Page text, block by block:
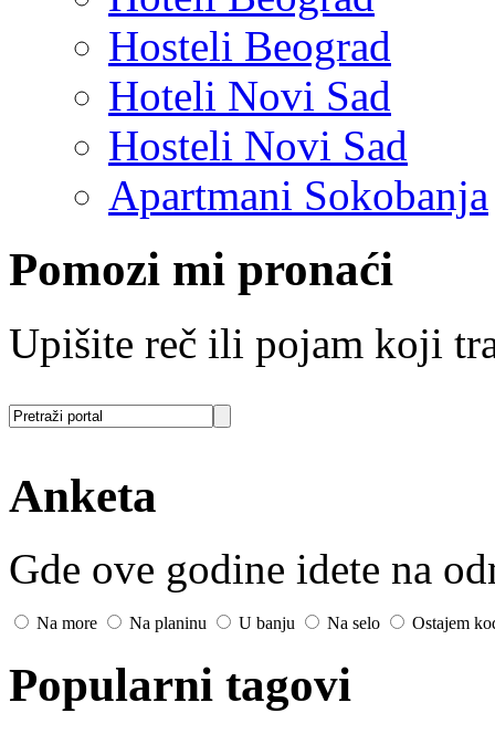
Hosteli Beograd
Hoteli Novi Sad
Hosteli Novi Sad
Apartmani Sokobanja
Pomozi mi pronaći
Upišite reč ili pojam koji
Anketa
Gde ove godine idete na
Na more Na planinu U banju Na selo Ostajem
Popularni tagovi